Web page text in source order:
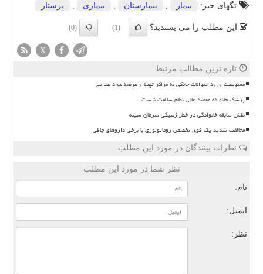
تگهای خبر:
بیمار بیمارستان بیماری پرستار
این مطلب را می پسندید؟ (1)
(0)
X
تازه ترین مطالب مرتبط
ممنوعیت ورود حیوانات خانگی به مراکز تهیه و عرضه مواد غذایی
پزشک خانواده مقصد غائی نظام سلامت نیست
نقش سابقه خانوادگی در خطر ژنتیکی سرطان سینه
مخالفت شدید یک فوق تخصص روماتولوژی با برخی داروهای چاقی
نظرات بینندگان در مورد این مطلب
نظر شما در مورد این مطلب
نام:
ایمیل:
نظر: